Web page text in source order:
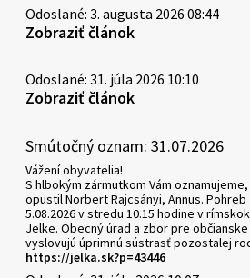
Odoslané: 3. augusta 2026 08:44
Zobraziť článok
Odoslané: 31. júla 2026 10:10
Zobraziť článok
Smútočný oznam: 31.07.2026
Vážení obyvatelia!
S hlbokým zármutkom Vám
opustil Norbert Rajcsányi, Annus.
5.08.2026 v stredu 10.15 hodine v
Jelke. Obecný úrad a zbor pre
vyslovujú úprimnú sústrasť pozostalej
https://jelka.sk?p=43446